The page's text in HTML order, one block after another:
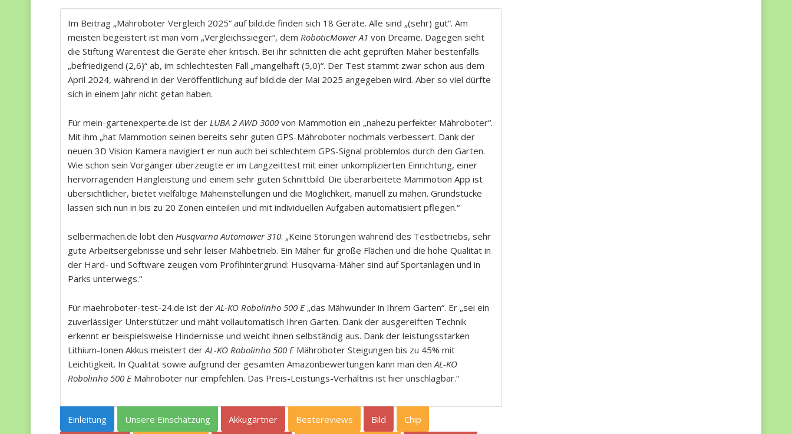
Im Beitrag „Mähroboter Vergleich 2025“ auf bild.de finden sich 18 Geräte. Alle sind „(sehr) gut“. Am
meisten begeistert ist man vom „Vergleichssieger“, dem RoboticMower A1 von Dreame. Dagegen sieht
die Stiftung Warentest die Geräte eher kritisch. Bei ihr schnitten die acht geprüften Mäher bestenfalls
„befriedigend (2,6)“ ab, im schlechtesten Fall „mangelhaft (5,0)“. Der Test stammt zwar schon aus dem
April 2024, während in der Veröffentlichung auf bild.de der Mai 2025 angegeben wird. Aber so viel dürfte
sich in einem Jahr nicht getan haben.
Für mein-gartenexperte.de ist der LUBA 2 AWD 3000 von Mammotion ein „nahezu perfekter Mähroboter“.
Mit ihm „hat Mammotion seinen bereits sehr guten GPS-Mähroboter nochmals verbessert. Dank der
neuen 3D Vision Kamera navigiert er nun auch bei schlechtem GPS-Signal problemlos durch den Garten.
Wie schon sein Vorgänger überzeugte er im Langzeittest mit einer unkomplizierten Einrichtung, einer
hervorragenden Hangleistung und einem sehr guten Schnittbild. Die überarbeitete Mammotion App ist
übersichtlicher, bietet vielfältige Mäheinstellungen und die Möglichkeit, manuell zu mähen. Grundstücke
lassen sich nun in bis zu 20 Zonen einteilen und mit individuellen Aufgaben automatisiert pflegen.“
selbermachen.de lobt den Husqvarna Automower 310: „Keine Störungen während des Testbetriebs, sehr
gute Arbeitsergebnisse und sehr leiser Mähbetrieb. Ein Mäher für große Flächen und die hohe Qualität in
der Hard- und Software zeugen vom Profihintergrund: Husqvarna-Mäher sind auf Sportanlagen und in
Parks unterwegs.“
Für maehroboter-test-24.de ist derAL-KO Robolinho 500 E„das Mähwunder in Ihrem Garten“. Er „sei ein
zuverlässiger Unterstützer und mäht vollautomatisch Ihren Garten. Dank der ausgereiften Technik
erkennt er beispielsweise Hindernisse und weicht ihnen selbständig aus. Dank der leistungsstarken
Lithium-Ionen Akkus meistert derAL-KO Robolinho 500 EMähroboter Steigungen bis zu 45% mit
Leichtigkeit. In Qualität sowie aufgrund der gesamten Amazonbewertungen kann man denAL-KO
Robolinho 500 EMähroboter nur empfehlen. Das Preis-Leistungs-Verhältnis ist hier unschlagbar.“
Einleitung Unsere Einschätzung Akkugärtner Bestereviews Bild Chip